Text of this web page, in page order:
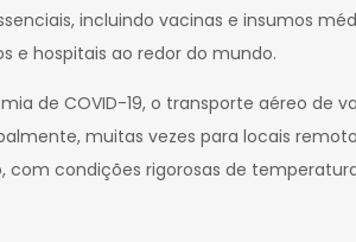
incluindo vacinas e insumos
e hospitais ao redor do mundo.
de COVID-19, o transporte aéreo de
muitas vezes para locais
condições rigorosas de